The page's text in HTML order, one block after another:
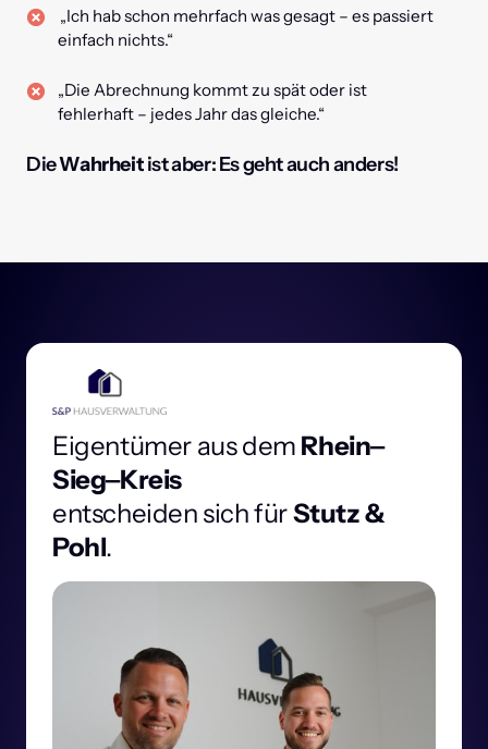
„Ich hab schon mehrfach was gesagt – es passiert
einfach nichts.“
„Die Abrechnung kommt zu spät oder ist
fehlerhaft – jedes Jahr das gleiche.“
Die Wahrheit ist aber: Es geht auch anders!
Eigentümer aus dem Rhein‒
Sieg‒Kreis
entscheiden sichfür Stutz
&
Pohl.